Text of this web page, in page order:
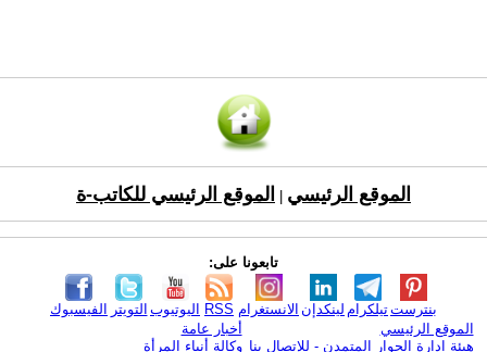
الموقع الرئيسي الموقع الرئيسي للكاتب-ة
تابعونا على:
الفيسبوك التويتر اليوتيوب RSS الانستغرام لينكدإن تيلكرامبنترست
الموقع الرئيسي
هيئة ادارة الحوار المتمدن - للإتصال بنا
أخبار عامة
وكالة أنباء المرأة